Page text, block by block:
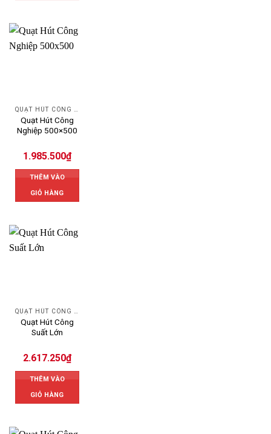
Quạt Hút Công
Nghiệp 500×500
1.985.500₫
THÊM VÀO
GIỎ HÀNG
Quạt Hút Công
Suất Lớn
2.617.250₫
THÊM VÀO
GIỎ HÀNG